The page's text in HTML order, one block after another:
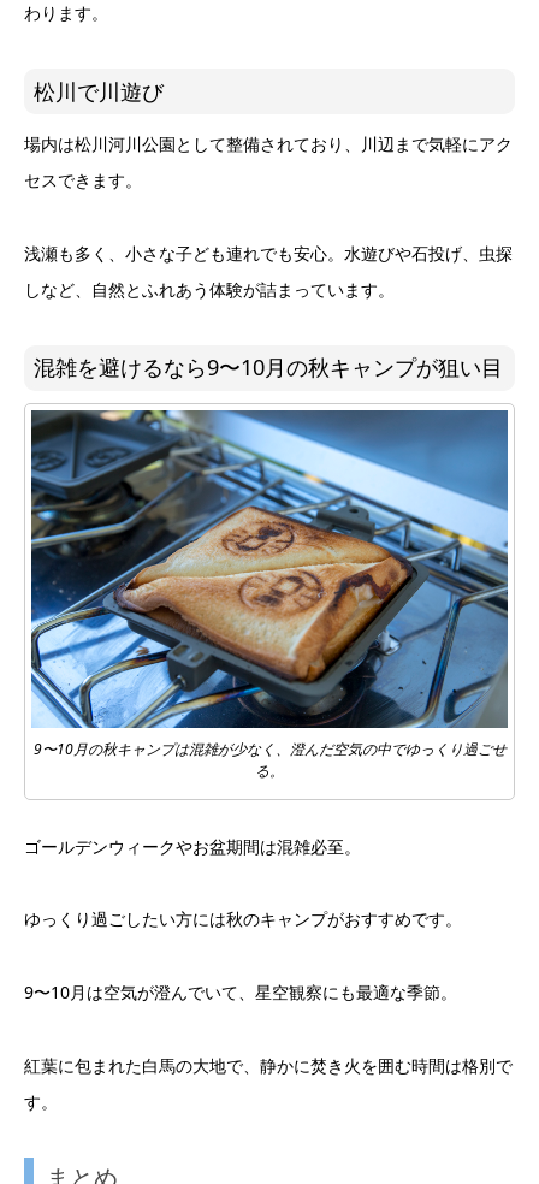
わります。
松川で川遊び
場内は松川河川公園として整備されており、川辺まで気軽にアク
セスできます。
浅瀬も多く、小さな子ども連れでも安心。水遊びや石投げ、虫探
しなど、自然とふれあう体験が詰まっています。
混雑を避けるなら9〜10月の秋キャンプが狙い目
9〜10月の秋キャンプは混雑が少なく、澄んだ空気の中でゆっくり過ごせ
る。
ゴールデンウィークやお盆期間は混雑必至。
ゆっくり過ごしたい方には秋のキャンプがおすすめです。
9〜10月は空気が澄んでいて、星空観察にも最適な季節。
紅葉に包まれた白馬の大地で、静かに焚き火を囲む時間は格別で
す。
まとめ